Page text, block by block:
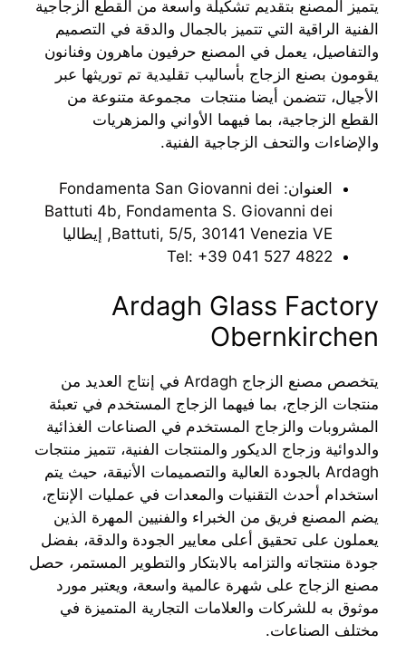
يتميز المصنع بتقديم تشكيلة واسعة من القطع الزجاجية
الفنية الراقية التي تتميز بالجمال والدقة في التصميم
والتفاصيل، يعمل في المصنع حرفيون ماهرون وفنانون
يقومون بصنع الزجاج بأساليب تقليدية تم توريثها عبر
الأجيال، تتضمن أيضا منتجات مجموعة متنوعة من
القطع الزجاجية، بما فيهما الأواني والمزهريات
والإضاءات والتحف الزجاجية الفنية.
العنوان: Fondamenta San Giovanni dei
Battuti 4b, Fondamenta S. Giovanni dei
Battuti, 5/5, 30141 Venezia VE, إيطاليا
Tel: ‎+39 041 527 4822
Ardagh Glass Factory
Obernkirchen
يتخصص مصنع الزجاج Ardagh في إنتاج العديد من
منتجات الزجاج، بما فيهما الزجاج المستخدم في تعبئة
المشروبات والزجاج المستخدم في الصناعات الغذائية
والدوائية وزجاج الديكور والمنتجات الفنية، تتميز منتجات
Ardagh بالجودة العالية والتصميمات الأنيقة، حيث يتم
استخدام أحدث التقنيات والمعدات في عمليات الإنتاج،
يضم المصنع فريق من الخبراء والفنيين المهرة الذين
يعملون على تحقيق أعلى معايير الجودة والدقة، بفضل
جودة منتجاته والتزامه بالابتكار والتطوير المستمر، حصل
مصنع الزجاج على شهرة عالمية واسعة، ويعتبر مورد
موثوق به للشركات والعلامات التجارية المتميزة في
مختلف الصناعات.